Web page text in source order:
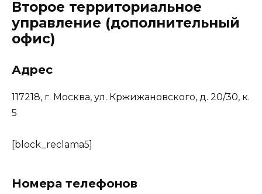
Второе территориальное
управление (дополнительный
офис)
Адрес
117218, г. Москва, ул. Кржижановского, д. 20/30, к.
5
[block_reclama5]
Номера телефонов